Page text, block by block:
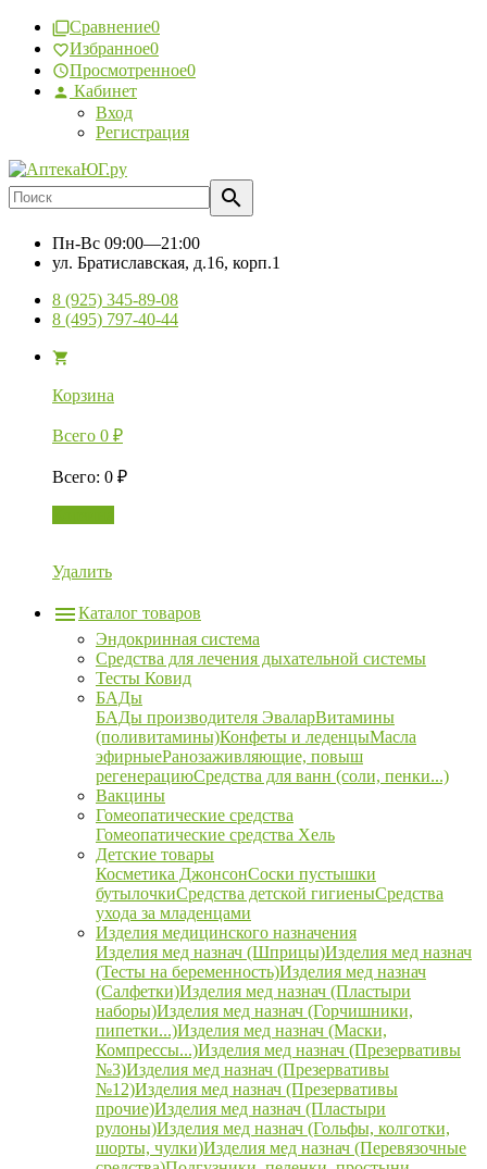
Сравнение0
Избранное0
Просмотренное0
Кабинет
Вход
Регистрация
Пн-Вс 09:00—21:00
ул. Братиславская, д.16, корп.1
8 (925) 345-89-08
8 (495) 797-40-44
Корзина
Всего 0 ₽
Всего: 0 ₽
Удалить
Каталог товаров
Эндокринная система
Средства для лечения дыхательной системы
Тесты Ковид
БАДы
БАДы производителя ЭваларВитамины
(поливитамины)Конфеты и леденцыМасла
эфирныеРанозаживляющие, повыш
регенерациюСредства для ванн (соли, пенки...)
Вакцины
Гомеопатические средства
Гомеопатические средства Хель
Детские товары
Косметика ДжонсонСоски пустышки
бутылочкиСредства детской гигиеныСредства
ухода за младенцами
Изделия медицинского назначения
Изделия мед назнач (Шприцы)Изделия мед назнач
(Тесты на беременность)Изделия мед назнач
(Салфетки)Изделия мед назнач (Пластыри
наборы)Изделия мед назнач (Горчишники,
пипетки...)Изделия мед назнач (Маски,
Компрессы...)Изделия мед назнач (Презервативы
№3)Изделия мед назнач (Презервативы
№12)Изделия мед назнач (Презервативы
прочие)Изделия мед назнач (Пластыри
рулоны)Изделия мед назнач (Гольфы, колготки,
шорты, чулки)Изделия мед назнач (Перевязочные